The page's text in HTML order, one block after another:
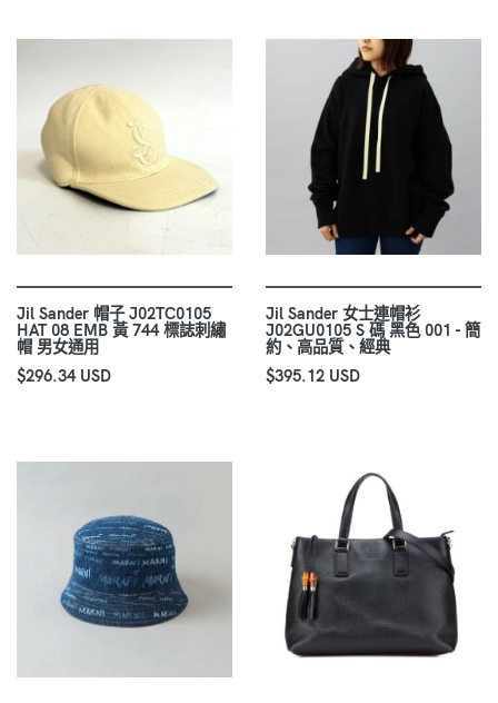
Jil Sander 帽子 J02TC0105
HAT 08 EMB 黃 744 標誌刺繡
帽 男女通用
$296.34 USD
Jil Sander 女士連帽衫
J02GU0105 S 碼 黑色 001 - 簡
約、高品質、經典
$395.12 USD